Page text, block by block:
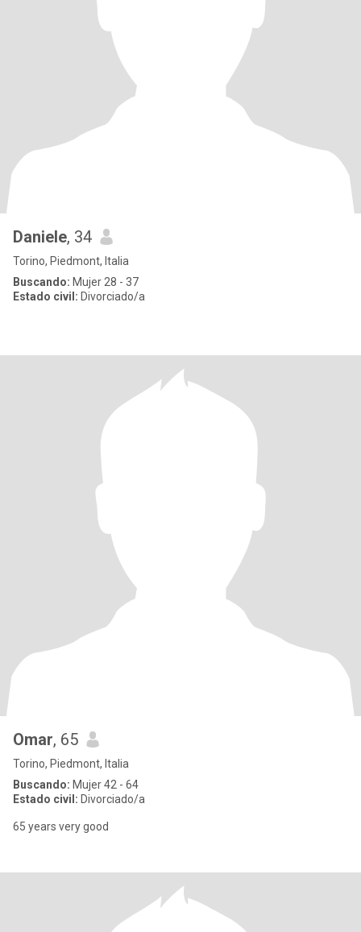
Daniele, 34
Torino, Piedmont, Italia
Buscando: Mujer 28 - 37
Estado civil: Divorciado/a
Omar, 65
Torino, Piedmont, Italia
Buscando: Mujer 42 - 64
Estado civil: Divorciado/a
65 years very good